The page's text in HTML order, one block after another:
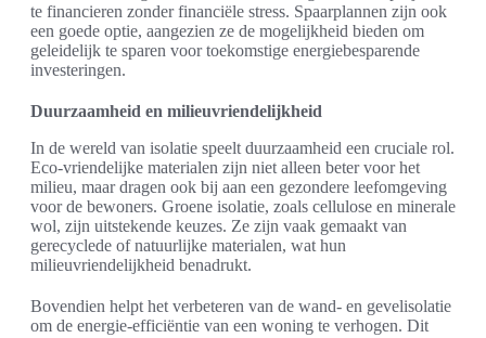
te financieren zonder financiële stress. Spaarplannen zijn ook
een goede optie, aangezien ze de mogelijkheid bieden om
geleidelijk te sparen voor toekomstige energiebesparende
investeringen.
Duurzaamheid en milieuvriendelijkheid
In de wereld van isolatie speelt duurzaamheid een cruciale rol.
Eco-vriendelijke materialen zijn niet alleen beter voor het
milieu, maar dragen ook bij aan een gezondere leefomgeving
voor de bewoners. Groene isolatie, zoals cellulose en minerale
wol, zijn uitstekende keuzes. Ze zijn vaak gemaakt van
gerecyclede of natuurlijke materialen, wat hun
milieuvriendelijkheid benadrukt.
Bovendien helpt het verbeteren van de wand- en gevelisolatie
om de energie-efficiëntie van een woning te verhogen. Dit